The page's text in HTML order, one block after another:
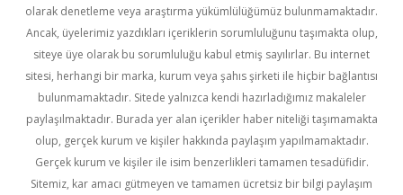
olarak denetleme veya araştırma yükümlülüğümüz bulunmamaktadır.
Ancak, üyelerimiz yazdıkları içeriklerin sorumluluğunu taşımakta olup,
siteye üye olarak bu sorumluluğu kabul etmiş sayılırlar. Bu internet
sitesi, herhangi bir marka, kurum veya şahıs şirketi ile hiçbir bağlantısı
bulunmamaktadır. Sitede yalnızca kendi hazırladığımız makaleler
paylaşılmaktadır. Burada yer alan içerikler haber niteliği taşımamakta
olup, gerçek kurum ve kişiler hakkında paylaşım yapılmamaktadır.
Gerçek kurum ve kişiler ile isim benzerlikleri tamamen tesadüfidir.
Sitemiz, kar amacı gütmeyen ve tamamen ücretsiz bir bilgi paylaşım